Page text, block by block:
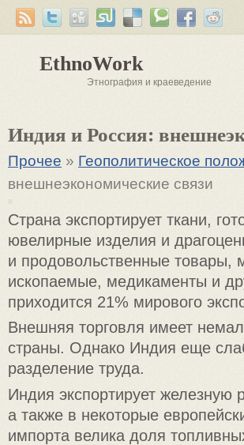
EthnoWork
Этнография и краеведение
Индия и Россия:
Прочее » Геополитическое
внешнеэкономические связи
Страна экспортирует ткани,
ювелирные изделия и
и продовольственные
ископаемые, медикаменты и
приходится 21% мирового
Внешняя торговля имеет
страны. Однако Индия еще
разделение труда.
Индия экспортирует
а также в некоторые
импорта велика доля